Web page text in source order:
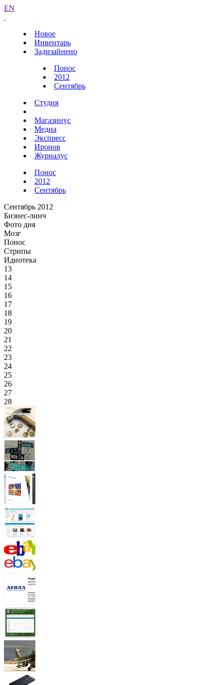
EN
Новое
Инвентарь
Задизайнено
Понос
2012
Сентябрь
Студия
Магазинус
Медиа
Экспресс
Иронов
Журналус
Понос
2012
Сентябрь
Сентябрь 2012
Бизнес-линч
Фото дня
Мозг
Понос
Стрипы
Идиотека
13
14
15
16
17
18
19
20
21
22
23
24
25
26
27
28